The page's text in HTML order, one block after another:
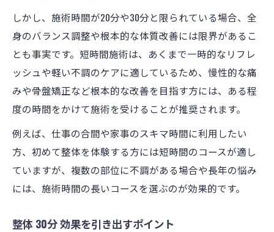
しかし、施術時間が20分や30分と限られている場合、全
身のバランス調整や根本的な体質改善には限界があるこ
とも事実です。短時間施術は、あくまで一時的なリフレ
ッシュや軽い不調のケアに適しているため、慢性的な痛
みや骨盤矯正など根本的な改善を目指す方には、ある程
度の時間をかけて施術を受けることが推奨されます。
例えば、仕事の合間や家事のスキマ時間に利用したい
方、初めて整体を体験する方には短時間のコースが適し
ていますが、複数の部位に不調がある場合や長年の悩み
には、施術時間の長いコースを選ぶのが効果的です。
整体 30分 効果を引き出すポイント